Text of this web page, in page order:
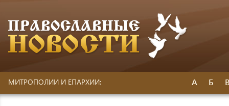
МИТРОПОЛИИ И ЕПАРХИИ: А Б